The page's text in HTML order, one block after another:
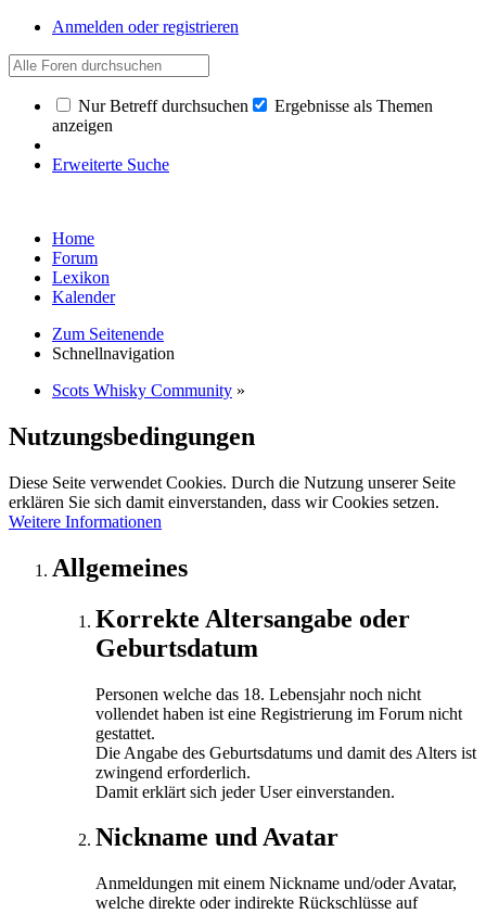
Anmelden oder registrieren
Nur Betreff durchsuchen
Ergebnisse als Themen
anzeigen
Erweiterte Suche
Home
Forum
Lexikon
Kalender
Zum Seitenende
Schnellnavigation
Scots Whisky Community »
Nutzungsbedingungen
Diese Seite verwendet Cookies. Durch die Nutzung unserer Seite
erklären Sie sich damit einverstanden, dass wir Cookies setzen.
Weitere Informationen
Allgemeines
Korrekte Altersangabe oder
Geburtsdatum
Personen welche das 18. Lebensjahr noch nicht
vollendet haben ist eine Registrierung im Forum nicht
gestattet.
Die Angabe des Geburtsdatums und damit des Alters ist
zwingend erforderlich.
Damit erklärt sich jeder User einverstanden.
Nickname und Avatar
Anmeldungen mit einem Nickname und/oder Avatar,
welche direkte oder indirekte Rückschlüsse auf